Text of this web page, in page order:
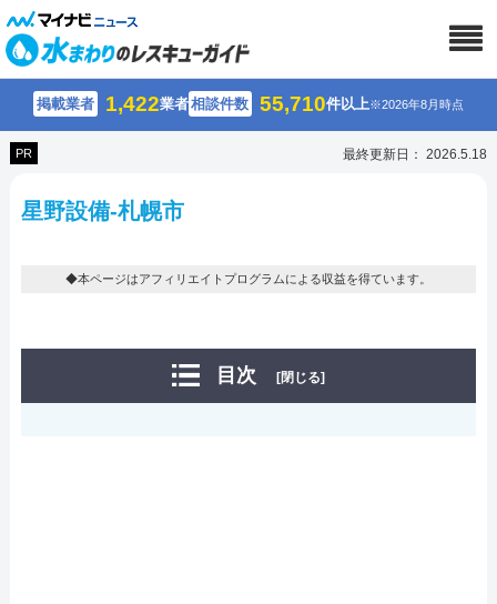
掲載業者 1,422業者相談件数 55,710件以上※2026年8月時点
PR 最終更新日： 2026.5.18
星野設備-札幌市
◆本ページはアフィリエイトプログラムによる収益を得ています。
目次 [閉じる]